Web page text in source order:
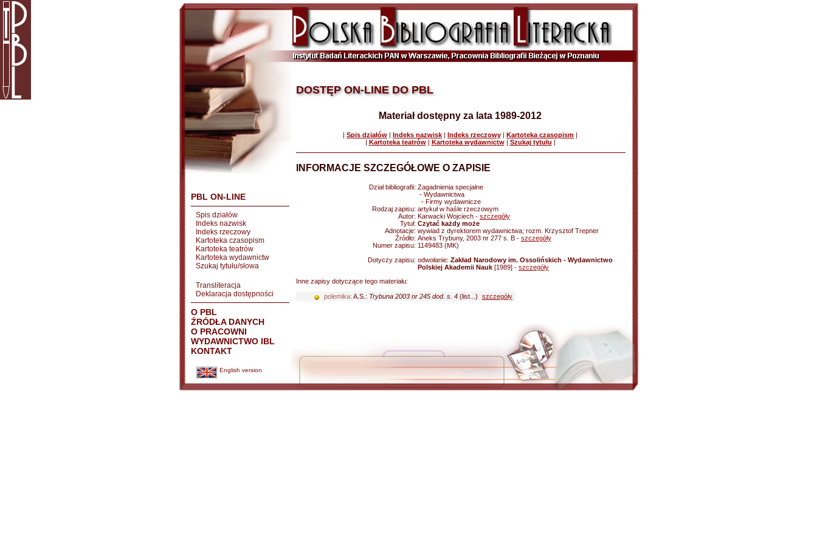
PBL ON-LINE
Spis działów
Indeks nazwisk
Indeks rzeczowy
Kartoteka czasopism
Kartoteka teatrów
Kartoteka wydawnictw
Szukaj tytułu/słowa
Transliteracja
Deklaracja dostępności
O PBL
ŹRÓDŁA DANYCH
O PRACOWNI
WYDAWNICTWO IBL
KONTAKT
English version
DOSTĘP ON-LINE DO PBL
Materiał dostępny za lata 1989-2012
| Spis działów | Indeks nazwisk | Indeks rzeczowy | Kartoteka czasopism |
| Kartoteka teatrów| Kartoteka wydawnictw| Szukaj tytułu |
INFORMACJE SZCZEGÓŁOWE O ZAPISIE
Dział bibliografii: Zagadnienia specjalne
- Wydawnictwa
- Firmy wydawnicze
Rodzaj zapisu: artykuł w haśle rzeczowym
Autor: Karwacki Wojciech - szczegóły
Tytuł: Czytać każdy może
Adnotacje: wywiad z dyrektorem wydawnictwa; rozm. Krzysztof Trepner
Źródło: Aneks Trybuny, 2003 nr 277 s. B - szczegóły
Numer zapisu: 1149483 (MK)
Dotyczy zapisu: odwołanie: Zakład Narodowy im. Ossolińskich - Wydawnictwo
Polskiej Akademii Nauk [1989] - szczegóły
Inne zapisy dotyczące tego materiału:
polemika: A.S.: Trybuna 2003 nr 245 dod. s. 4 (list...) szczegóły